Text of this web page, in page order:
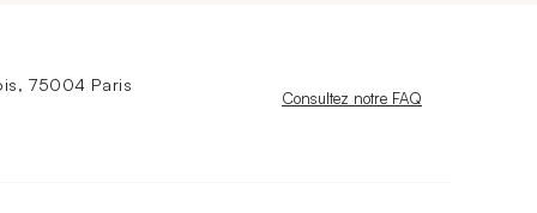
75004 Paris
Nouvelle fenêtre
Consultez notre FAQ